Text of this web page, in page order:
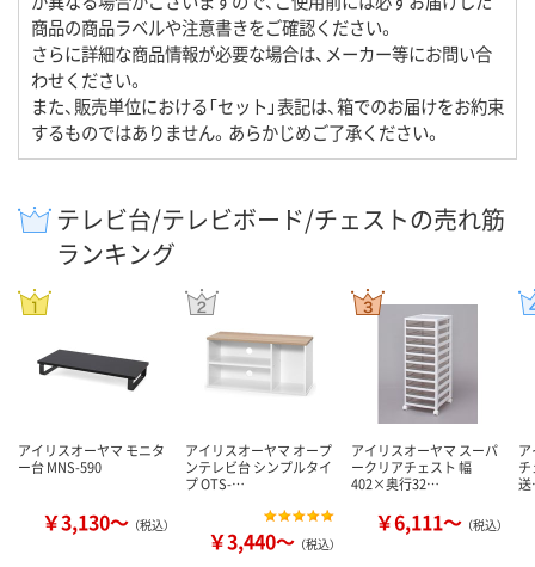
商品の商品ラベルや注意書きをご確認ください。
さらに詳細な商品情報が必要な場合は、メーカー等にお問い合
わせください。
また、販売単位における「セット」表記は、箱でのお届けをお約束
するものではありません。あらかじめご了承ください。
テレビ台/テレビボード/チェストの売れ筋
ランキング
アイリスオーヤマ モニタ
ー台 MNS-590
￥3,130～ （税込）
アイリスオーヤマ オープ
ンテレビ台 シンプルタイ
プ OTS-…
￥3,440～ （税込）
アイリスオーヤマ スーパ
ークリアチェスト 幅
402×奥行32…
￥6,111～ （税込）
チ